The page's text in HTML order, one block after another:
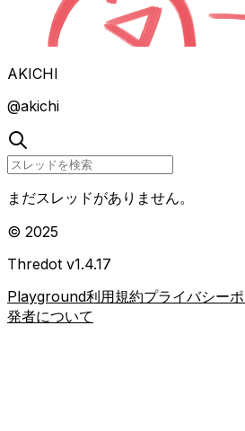
AKICHI
@akichi
まだスレッドがありません。
© 2025
Thredot v1.4.17
Playground利用規約プライバシー
発者について